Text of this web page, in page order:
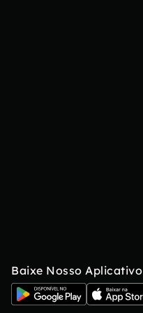
Baixe Nosso Aplicativo